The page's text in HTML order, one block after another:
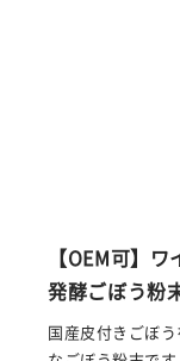
【OEM可】
発酵ごぼう粉
国産皮付きごぼ